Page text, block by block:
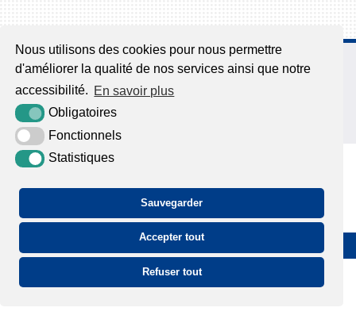
Nous utilisons des cookies pour nous permettre
d'améliorer la qualité de nos services ainsi que notre
accessibilité. En savoir plus
Obligatoires
Fonctionnels
Statistiques
Sauvegarder
Accepter tout
Refuser tout
65, route des Chaumières
27500 Aizier
02 32 42 18 40
Mentions légales